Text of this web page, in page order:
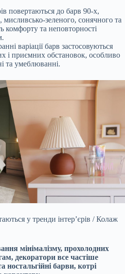
повертаються до барв 90-х,
мисливсько-зеленого, сонячного та
комфорту та неповторності
варіації барв застосовуються
і приємних обстановок, особливо
та умеблюванні.
у тренди інтер’єрів / Колаж
мінімалізму, прохолодних
декоратори все частіше
ностальгійні барви, котрі